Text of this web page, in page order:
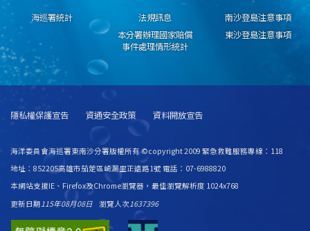
海巡署統計
法規訊息
本分署辦理國家賠償
事件處理情形統計
南沙登島注意事項
東沙登島注意事項
隱私權保護宣告 資通安全政策 資料開放宣告
海洋委員會海巡署東南沙分署版權所有 ©copyright 2009 緊急救難服務專線：118
地址：852205高雄市茄萣區崎漏里正遠路1號 電話：07-6988820
本網站支援IE、Firefox及Chrome瀏覽器，最佳瀏覽解析度 1024x768
更新日期115年08月08日 瀏覽人次1637396